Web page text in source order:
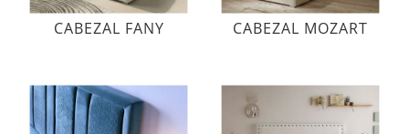
CABEZAL FANY CABEZAL MOZART